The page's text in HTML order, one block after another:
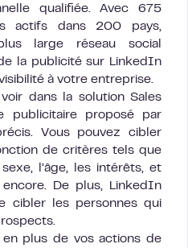
qualifiée. Avec 675
actifs dans 200 pays,
large réseau social
la publicité sur LinkedIn
à votre entreprise.
dans la solution Sales
publicitaire proposé par
Vous pouvez cibler
de critères tels que
l’âge, les intérêts, et
De plus, LinkedIn
cibler les personnes qui
plus de vos actions de